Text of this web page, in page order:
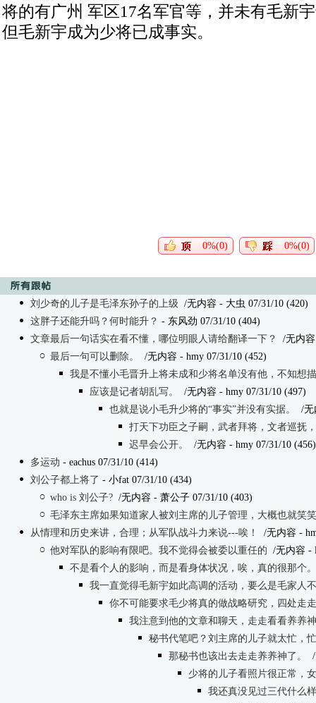
将的有广州 军区17名军官等，并未有毛新
但毛新宇成为少将已成事实。
0%(0) 0%(0)
刘少奇的儿子是毛泽东孙子的上级 /无内容 - 大虫 07/31/10 (420)
这胖子还能升吗？何时能升？ - 东风劲 07/31/10 (404)
文章最后一句话实在看不懂，哪位明眼人请给翻译一下？
/无内容
最后一句可以删除。
/无内容 - hmy 07/31/10 (452)
我是不懂小毛晋升上将未成和少将名单没有他，不知想
应该是记者胡乱写。
/无内容 - hmy 07/31/10 (497)
也就是说小毛升少将的“事实”并没有实据。
/无
打天下功臣之子嗣，武者拜将，文者巡抚
迟早会公开。
/无内容 - hmy 07/31/10 (456)
多运动 - eachus 07/31/10 (414)
刘公子都上将了 - 小fat 07/31/10 (434)
who is 刘公子? /无内容 - 萧公子 07/31/10 (403)
毛泽东主席如果知道家人被刘主席的儿子管理，大概也就笑
从情理和历史来讲，合理；从军队战斗力来说---唉！
/无内容 -
他对军队的影响有限吧。我不觉得会被委以重任的 /无内容 -
不是看个人的影响，而是看身体状况，唉，真的很那个。
我一直觉得毛新宇如此高调的活动，要么是毛家人
你不可能要求毛少将真的做战略研究，四处走
我注意到他的文章和聊天，走走看看养养
秘书代笔吧？刘主席的儿子就太忙，
那秘书也该出去走走养养神了。
少将的儿子看照片很正常，
我还真没见过三代什么